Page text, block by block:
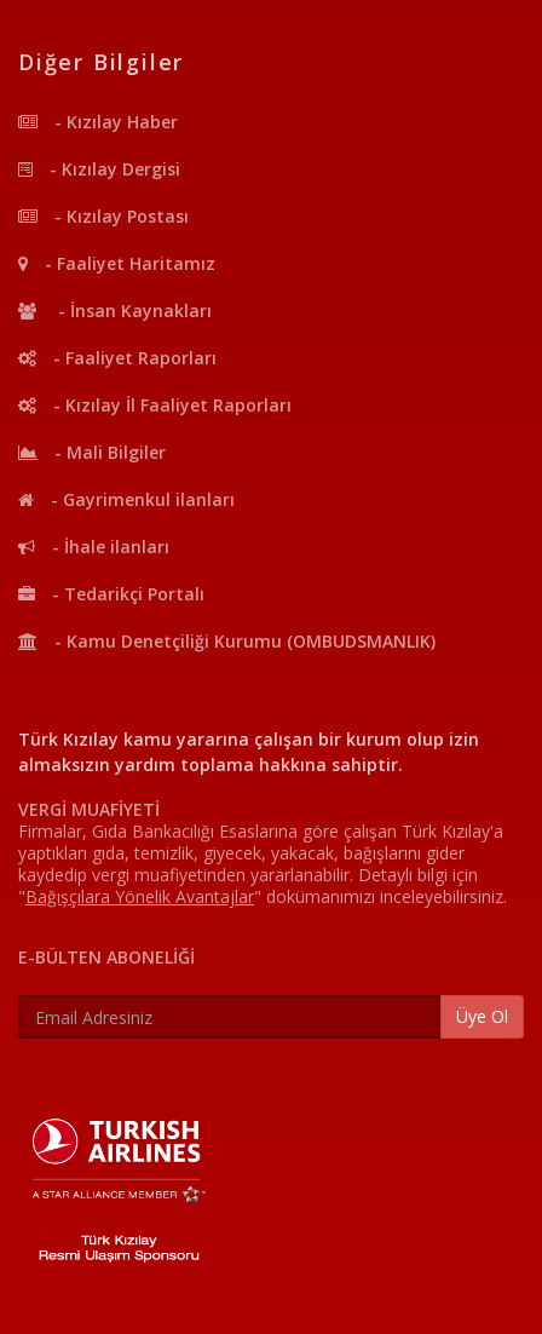
Diğer Bilgiler
- Kızılay Haber
- Kızılay Dergisi
- Kızılay Postası
- Faaliyet Haritamız
- İnsan Kaynakları
- Faaliyet Raporları
- Kızılay İl Faaliyet Raporları
- Mali Bilgiler
- Gayrimenkul ilanları
- İhale ilanları
- Tedarikçi Portalı
- Kamu Denetçiliği Kurumu (OMBUDSMANLIK)
Türk Kızılay kamu yararına çalışan bir kurum olup izin
almaksızın yardım toplama hakkına sahiptir.
VERGİ MUAFİYETİ
Firmalar, Gıda Bankacılığı Esaslarına göre çalışan Türk Kızılay'a
yaptıkları gıda, temizlik, giyecek, yakacak, bağışlarını gider
kaydedip vergi muafiyetinden yararlanabilir. Detaylı bilgi için
"Bağışçılara Yönelik Avantajlar" dokümanımızı inceleyebilirsiniz.
E-BÜLTEN ABONELİĞİ
Üye Ol